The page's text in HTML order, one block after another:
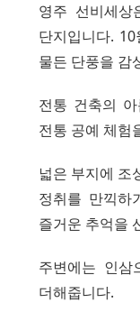
영주 선비세
단지입니다.
물든 단풍을 감
전통 건축의
전통 공예 체험
넓은 부지에 조
정취를 만끽
즐거운 추억을
주변에는 인
더해줍니다.